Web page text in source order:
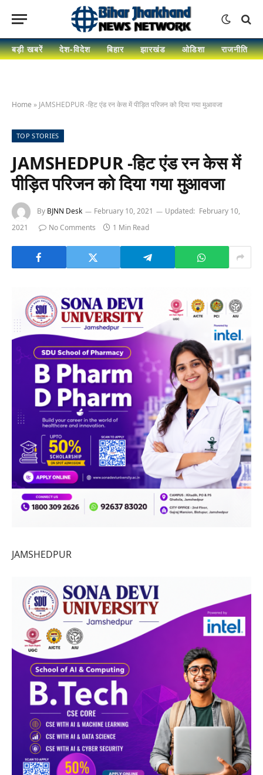
बड़ी खबरें देश-विदेश बिहार झारखंड ओडिशा राजनीति
Home » JAMSHEDPUR -हिट एंड रन केस में पीड़ित परिजन को दिया गया मुआवजा
TOP STORIES
JAMSHEDPUR -हिट एंड रन केस में
पीड़ित परिजन को दिया गया मुआवजा
By BJNN Desk February 10, 2021 Updated: February 10,
2021
No Comments 1 Min Read
JAMSHEDPUR